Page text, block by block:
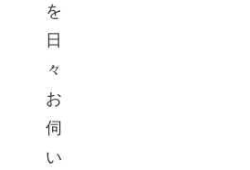
を
日
々
お
伺
い